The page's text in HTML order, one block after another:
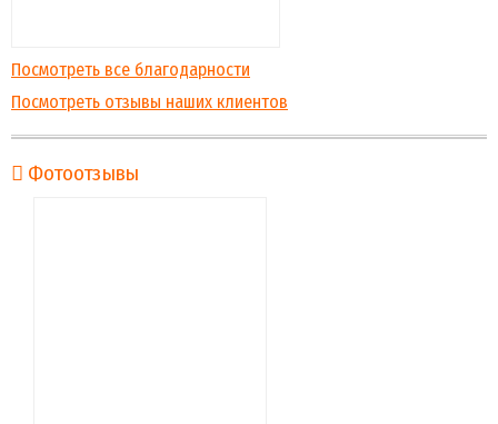
Посмотреть все благодарности
Посмотреть отзывы наших клиентов
Фотоотзывы